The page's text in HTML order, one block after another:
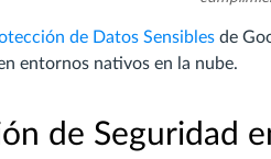
de Datos Sensibles de
entornos nativos en la nube.
de Seguridad